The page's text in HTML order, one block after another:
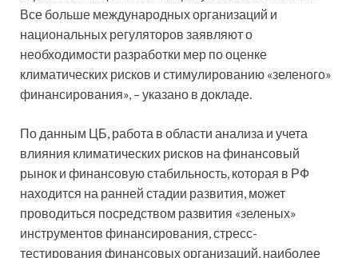
Все больше международных организаций и
национальных регуляторов заявляют о
необходимости разработки мер по оценке
климатических рисков и стимулированию «зеленого»
финансирования», – указано в докладе.
По данным ЦБ, работа в области анализа и учета
влияния климатических рисков на финансовый
рынок и финансовую стабильность, которая в РФ
находится на ранней стадии развития, может
проводиться посредством развития «зеленых»
инструментов финансирования, стресс-
тестирования финансовых организаций, наиболее